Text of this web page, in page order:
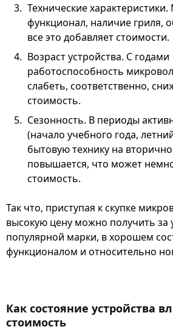
Технические
функционал, наличие гриля,
все это добавляет стоимости.
Возраст устройства. С годами
работоспособность
слабеть, соответственно,
стоимость.
Сезонность. В периоды
(начало учебного года,
бытовую технику на
повышается, что может
стоимость.
Так что, приступая к скупке
высокую цену можно получить за
популярной марки, в хорошем
функционалом и относительно
Как состояние устройства
стоимость